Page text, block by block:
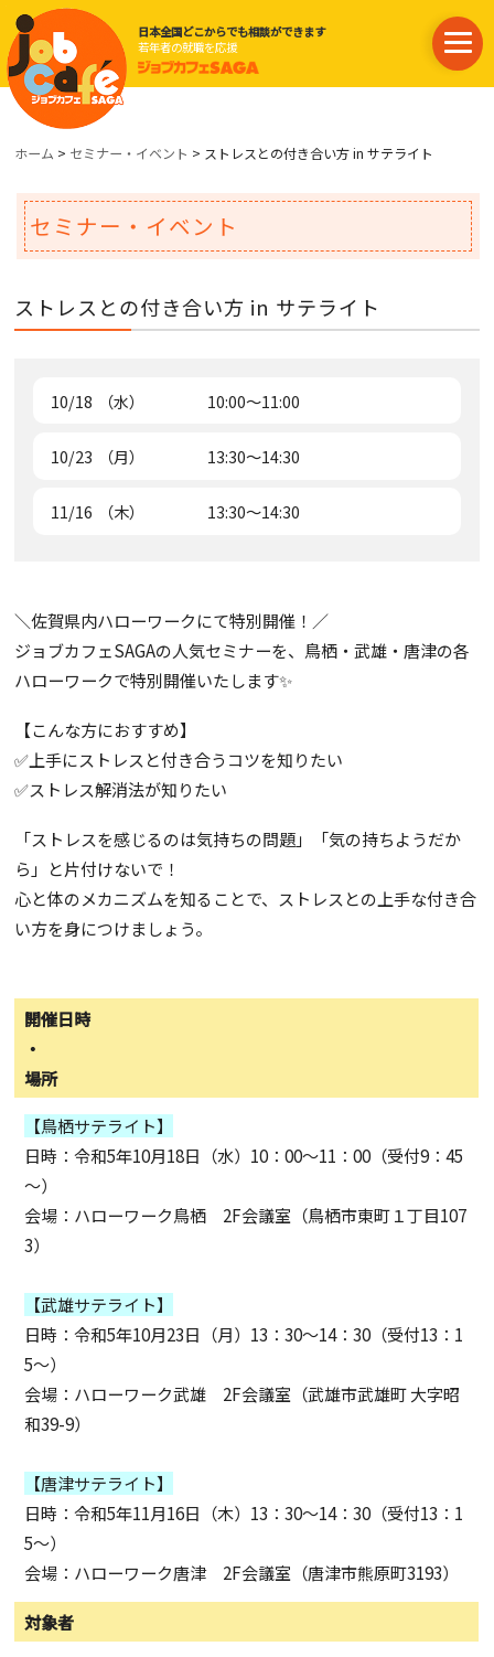
日本全国どこからでも相談ができます
若年者の就職を応援
ホーム > セミナー・イベント > ストレスとの付き合い方 in サテライト
セミナー・イベント
ストレスとの付き合い方 in サテライト
10/18 （水） 10:00～11:00
10/23 （月） 13:30～14:30
11/16 （木） 13:30～14:30
＼佐賀県内ハローワークにて特別開催！／
ジョブカフェSAGAの人気セミナーを、鳥栖・武雄・唐津の各
ハローワークで特別開催いたします✨
【こんな方におすすめ】
✅上手にストレスと付き合うコツを知りたい
✅ストレス解消法が知りたい
「ストレスを感じるのは気持ちの問題」「気の持ちようだか
ら」と片付けないで！
心と体のメカニズムを知ることで、ストレスとの上手な付き合
い方を身につけましょう。
開催日時
・
場所
【鳥栖サテライト】
日時：令和5年10月18日（水）10：00～11：00（受付9：45
～）
会場：ハローワーク鳥栖 2F会議室（鳥栖市東町１丁目107
3）
【武雄サテライト】
日時：令和5年10月23日（月）13：30～14：30（受付13：1
5～）
会場：ハローワーク武雄 2F会議室（武雄市武雄町 大字昭
和39-9）
【唐津サテライト】
日時：令和5年11月16日（木）13：30～14：30（受付13：1
5～）
会場：ハローワーク唐津 2F会議室（唐津市熊原町3193）
対象者